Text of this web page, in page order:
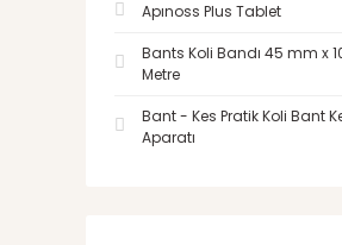
Apınoss Plus Tablet
Bants Koli Bandı 45 mm x
Metre
Bant - Kes Pratik Koli Bant
Aparatı